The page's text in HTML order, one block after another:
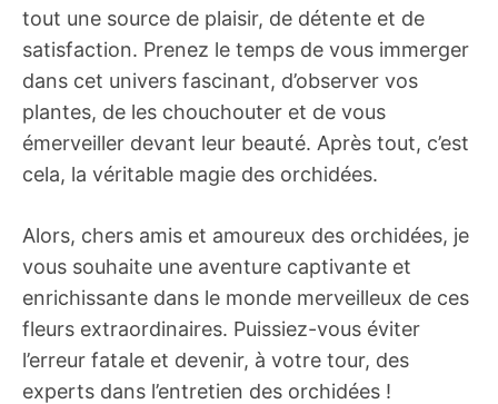
tout une source de plaisir, de détente et de
satisfaction. Prenez le temps de vous immerger
dans cet univers fascinant, d’observer vos
plantes, de les chouchouter et de vous
émerveiller devant leur beauté. Après tout, c’est
cela, la véritable magie des orchidées.
Alors, chers amis et amoureux des orchidées, je
vous souhaite une aventure captivante et
enrichissante dans le monde merveilleux de ces
fleurs extraordinaires. Puissiez-vous éviter
l’erreur fatale et devenir, à votre tour, des
experts dans l’entretien des orchidées !